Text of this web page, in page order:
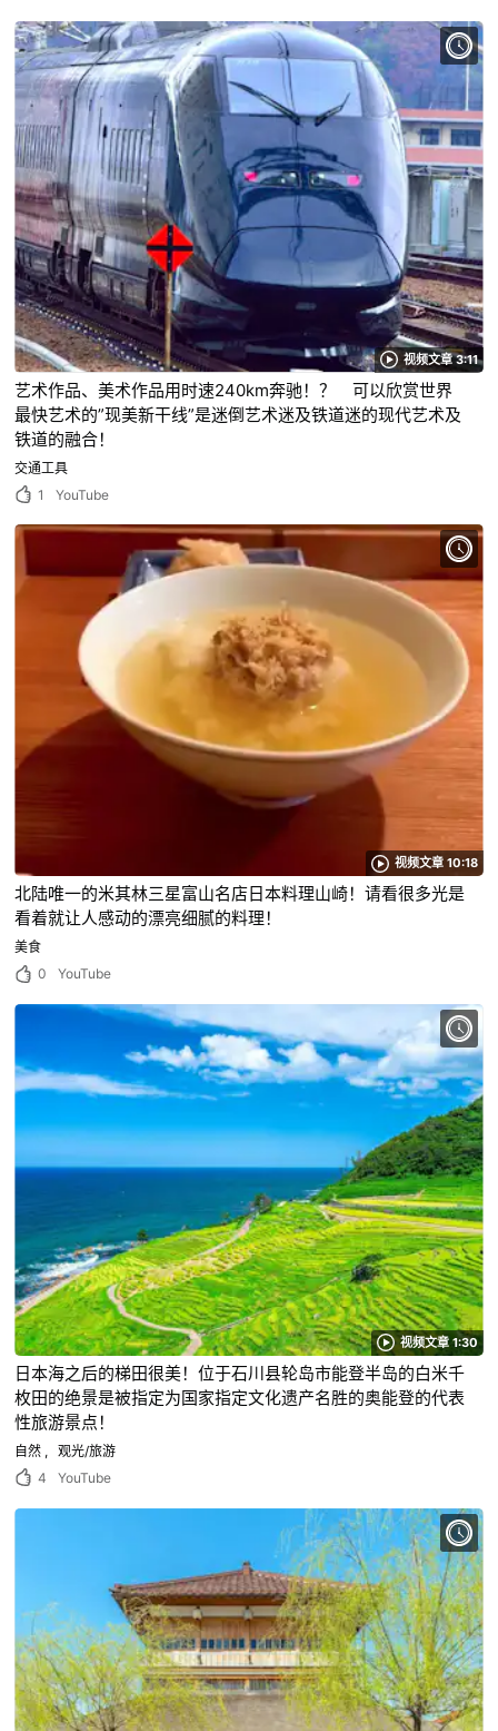
视频文章 3:11
艺术作品、美术作品用时速240km奔驰！？ 可以欣赏世界
最快艺术的”现美新干线”是迷倒艺术迷及铁道迷的现代艺术及
铁道的融合！
交通工具
1
YouTube
视频文章 10:18
北陆唯一的米其林三星富山名店日本料理山崎！请看很多光是
看着就让人感动的漂亮细腻的料理！
美食
0
YouTube
视频文章 1:30
日本海之后的梯田很美！位于石川县轮岛市能登半岛的白米千
枚田的绝景是被指定为国家指定文化遗产名胜的奥能登的代表
性旅游景点！
自然
观光/旅游
4
YouTube